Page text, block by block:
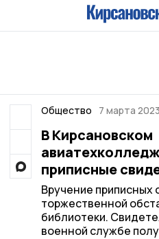
Общество 7 марта
В Кирсановском
приписные
Вручение приписных
торжественной
библиотеки.
военной службе